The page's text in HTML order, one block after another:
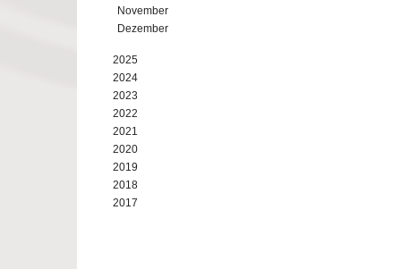
November
Dezember
2025
2024
2023
2022
2021
2020
2019
2018
2017